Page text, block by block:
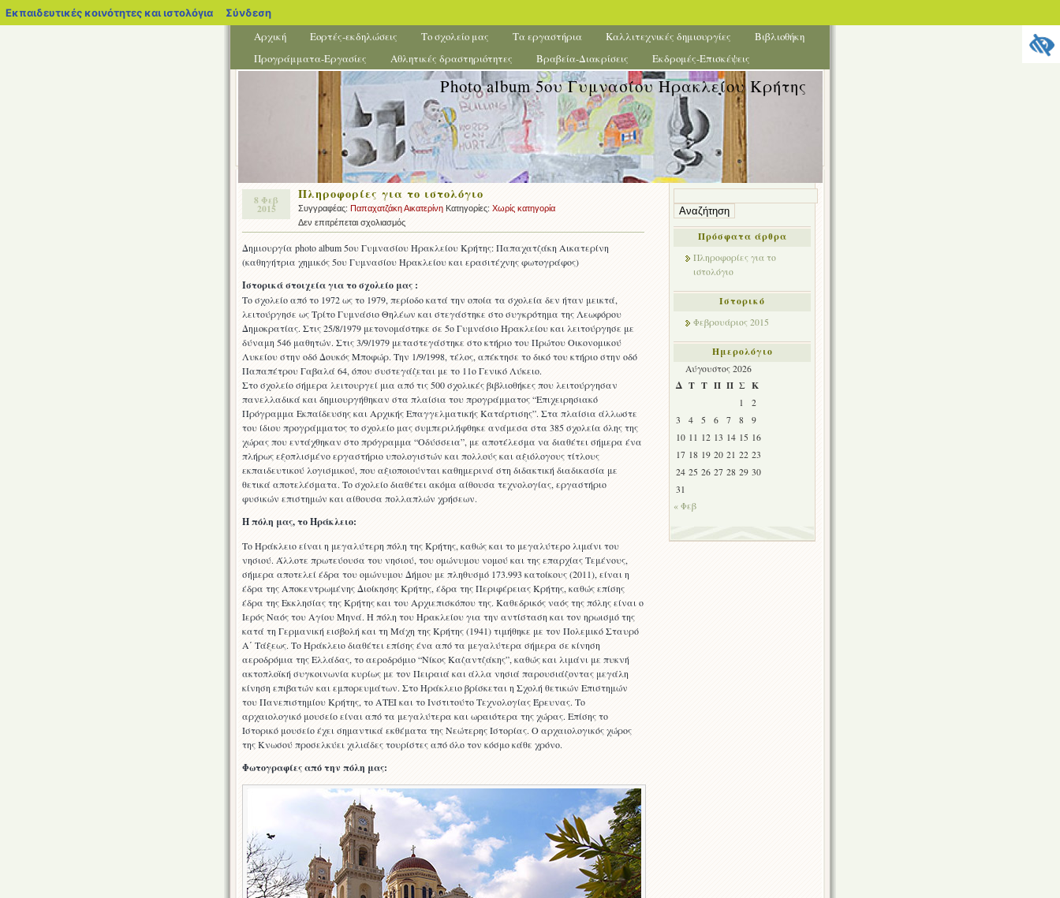
Εκπαιδευτικές κοινότητες και ιστολόγια blogs.sch.gr
Σύνδεση
Αρχική Εορτές-εκδηλώσεις Το σχολείο μας Τα εργαστήρια Καλλιτεχνικές δημιουργίες
Βιβλιοθήκη
Προγράμματα-Εργασίες
Αθλητικές δραστηριότητες Βραβεία-Διακρίσεις Εκδρομές-Επισκέψεις
Photo album 5ου Γυμνασίου Ηρακλείου Κρήτης
8 Φεβ
2015
Πληροφορίες για το ιστολόγιο
Συγγραφέας: Παπαχατζάκη Αικατερίνη Κατηγορίες: Χωρίς κατηγορία
Δεν επιτρέπεται σχολιασμόςστο
Πληροφορίες
για
το
Δημιουργία photo album 5ου Γυμνασίου Ηρακλείου Κρήτης: Παπαχατζάκη Αικατερίνη
(καθηγήτρια χημικός 5ου Γυμνασίου Ηρακλείου και ερασιτέχνης φωτογράφος)
Ιστορικά στοιχεία για το σχολείο μας :
Το σχολείο από το 1972 ως το 1979, περίοδο κατά την οποία τα σχολεία δεν ήταν μεικτά,
λειτούργησε ως Τρίτο Γυμνάσιο Θηλέων και στεγάστηκε στο συγκρότημα της Λεωφόρου
Δημοκρατίας. Στις 25/8/1979 μετονομάστηκε σε 5ο Γυμνάσιο Ηρακλείου και λειτούργησε με
δύναμη 546 μαθητών. Στις 3/9/1979 μεταστεγάστηκε στο κτήριο του Πρώτου Οικονομικού
Λυκείου στην οδό Δουκός Μποφώρ. Την 1/9/1998, τέλος, απέκτησε το δικό του κτήριο στην οδό
Παπαπέτρου Γαβαλά 64, όπου συστεγάζεται με το 11ο Γενικό Λύκειο.
Στο σχολείο σήμερα λειτουργεί μια από τις 500 σχολικές βιβλιοθήκες που λειτούργησαν
πανελλαδικά και δημιουργήθηκαν στα πλαίσια του προγράμματος “Επιχειρησιακό
Πρόγραμμα Εκπαίδευσης και Αρχικής Επαγγελματικής Κατάρτισης”. Στα πλαίσια άλλωστε
του ίδιου προγράμματος το σχολείο μας συμπεριλήφθηκε ανάμεσα στα 385 σχολεία όλης της
χώρας που εντάχθηκαν στο πρόγραμμα “Οδύσσεια”, με αποτέλεσμα να διαθέτει σήμερα ένα
πλήρως εξοπλισμένο εργαστήριο υπολογιστών και πολλούς και αξιόλογους τίτλους
εκπαιδευτικού λογισμικού, που αξιοποιούνται καθημερινά στη διδακτική διαδικασία με
θετικά αποτελέσματα. Το σχολείο διαθέτει ακόμα αίθουσα τεχνολογίας, εργαστήριο
φυσικών επιστημών και αίθουσα πολλαπλών χρήσεων.
Η πόλη μας, το Ηράκλειο:
Το Ηράκλειο είναι η μεγαλύτερη πόλη της Κρήτης, καθώς και το μεγαλύτερο λιμάνι του
νησιού. Άλλοτε πρωτεύουσα του νησιού, του ομώνυμου νομού και της επαρχίας Τεμένους,
σήμερα αποτελεί έδρα του ομώνυμου Δήμου με πληθυσμό 173.993 κατοίκους (2011), είναι η
έδρα της Αποκεντρωμένης Διοίκησης Κρήτης, έδρα της Περιφέρειας Κρήτης, καθώς επίσης
έδρα της Εκκλησίας της Κρήτης και του Αρχιεπισκόπου της. Καθεδρικός ναός της πόλης είναι ο
Ιερός Ναός του Αγίου Μηνά. Η πόλη του Ηρακλείου για την αντίσταση και τον ηρωισμό της
κατά τη Γερμανική εισβολή και τη Μάχη της Κρήτης (1941) τιμήθηκε με τον Πολεμικό Σταυρό
Α΄ Τάξεως. Το Ηράκλειο διαθέτει επίσης ένα από τα μεγαλύτερα σήμερα σε κίνηση
αεροδρόμια της Ελλάδας, το αεροδρόμιο “Νίκος Καζαντζάκης”, καθώς και λιμάνι με πυκνή
ακτοπλοϊκή συγκοινωνία κυρίως με τον Πειραιά και άλλα νησιά παρουσιάζοντας μεγάλη
κίνηση επιβατών και εμπορευμάτων. Στο Ηράκλειο βρίσκεται η Σχολή θετικών Επιστημών
του Πανεπιστημίου Κρήτης, το ΑΤΕΙ και το Ινστιτούτο Τεχνολογίας Έρευνας. Το
αρχαιολογικό μουσείο είναι από τα μεγαλύτερα και ωραιότερα της χώρας. Επίσης το
Ιστορικό μουσείο έχει σημαντικά εκθέματα της Νεώτερης Ιστορίας. Ο αρχαιολογικός χώρος
της Κνωσού προσελκύει χιλιάδες τουρίστες από όλο τον κόσμο κάθε χρόνο.
Φωτογραφίες από την πόλη μας:
για:
Πρόσφατα άρθρα
Πληροφορίες για το
ιστολόγιο
Ιστορικό
Φεβρουάριος 2015
Ημερολόγιο
Αύγουστος 2026
Δ Τ Τ Π Π Σ Κ
1
2
3
4 5 6 7 8
9
10 11 12 13 14 15 16
17 18 19 20 21 22 23
24 25 26 27 28 29 30
31
« Φεβ